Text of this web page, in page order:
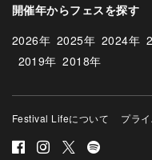
開催年からフェスを探す
2026年 2025年 2024年
2019年 2018年
Festival Lifeについて プラ